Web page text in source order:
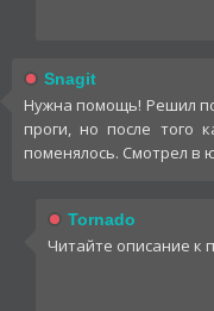
Snagit
Нужна помощь! Решил
проги, но после того
поменялось. Смотрел в
Tornado
Читайте описание к